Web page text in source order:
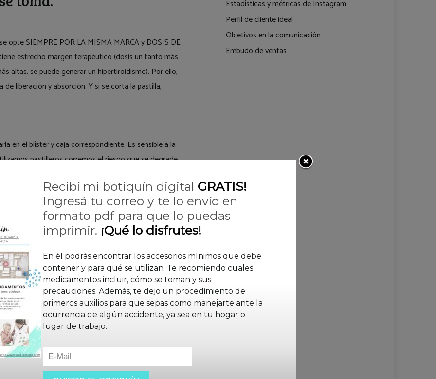
opte SIEMPRE POR LA MISMA MARCA y DOSIS DE
estrecho margen terapéutico (dosis un tanto más
altas, se puede generar un hipertiroidismo). Por ello,
liberación y absorción. Y si se corta la pastilla,
en el blíster y caja correspondiente. Es sensible a la
pastilleros corremos el riesgo que se degrade
del desayuno, con un vaso de agua (más de 100
ya que podría provocar acidez estomacal.
la pastilla entera y sola se disolverá en el tracto
EVITAR EN EL DESAYUNO LAS FIBRAS (salvado
de la T4.
Estadísticas y métricas de Instagram
Perfil de cliente ideal
Objetivos en la comunicación
Embudo de ventas
Recibí mi botiquín digital GRATIS!
Ingresá tu correo y te lo envío en
formato pdf para que lo puedas
imprimir. ¡Qué lo disfrutes!
En él podrás encontrar los accesorios mínimos que debe
contener y para qué se utilizan. Te recomiendo cuales
medicamentos incluir, cómo se toman y sus
precauciones. Además, te dejo un procedimiento de
primeros auxilios para que sepas como manejarte ante la
ocurrencia de algún accidente, ya sea en tu hogar o
lugar de trabajo.